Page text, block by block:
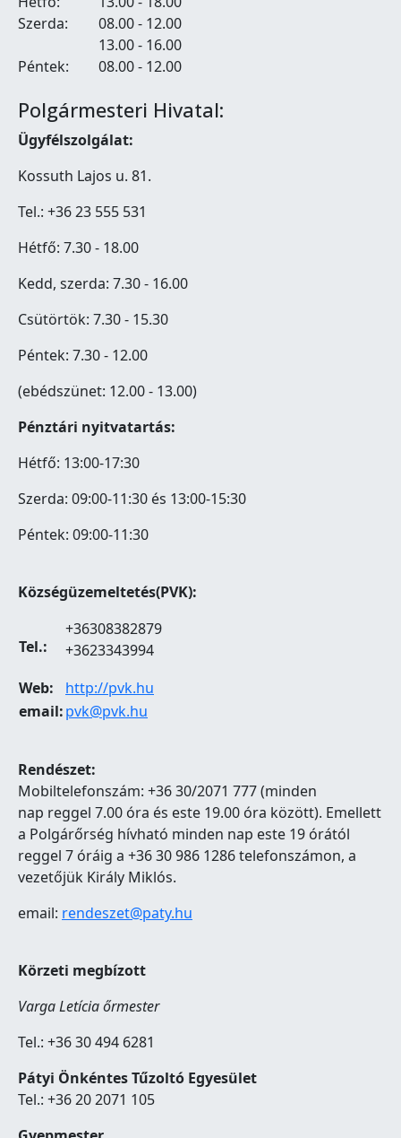
Szerda:
08.00 - 12.00
13.00 - 16.00
Péntek:
08.00 - 12.00
Polgármesteri Hivatal:
Ügyfélszolgálat:
Kossuth Lajos u. 81.
Tel.: +36 23 555 531
Hétfő: 7.30 - 18.00
Kedd, szerda: 7.30 - 16.00
Csütörtök: 7.30 - 15.30
Péntek: 7.30 - 12.00
(ebédszünet: 12.00 - 13.00)
Pénztári nyitvatartás:
Hétfő: 13:00-17:30
Szerda: 09:00-11:30 és 13:00-15:30
Péntek: 09:00-11:30
Községüzemeltetés(PVK):
Tel.:
+36308382879
+3623343994
Web:
http://pvk.hu
email:pvk@pvk.hu
Rendészet:
Mobiltelefonszám: +36 30/2071 777 (minden
nap reggel 7.00 óra és este 19.00 óra között). Emellett
a Polgárőrség hívható minden nap este 19 órától
reggel 7 óráig a +36 30 986 1286 telefonszámon, a
vezetőjük Király Miklós.
email: rendeszet@paty.hu
Körzeti megbízott
Varga Letícia őrmester
Tel.: +36 30 494 6281
Pátyi Önkéntes Tűzoltó Egyesület
Tel.: +36 20 2071 105